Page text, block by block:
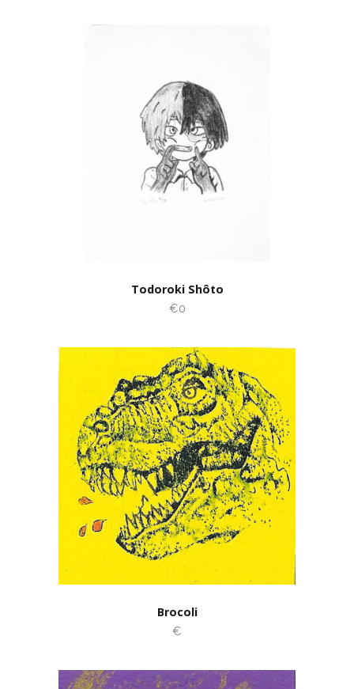
Todoroki Shôto
€0
Brocoli
€